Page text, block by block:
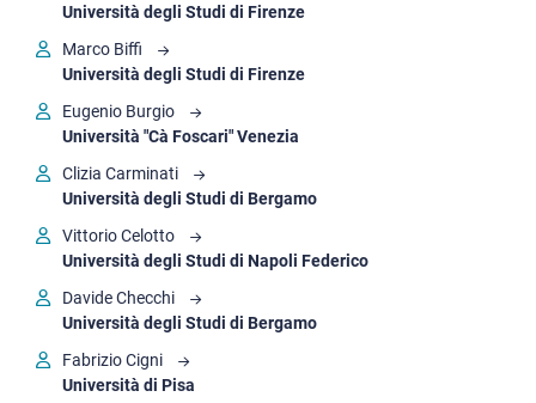
Università degli Studi di Firenze
Marco Biffi
Università degli Studi di Firenze
Eugenio Burgio
Università "Cà Foscari" Venezia
Clizia Carminati
Università degli Studi di Bergamo
Vittorio Celotto
Università degli Studi di Napoli Federico
Davide Checchi
Università degli Studi di Bergamo
Fabrizio Cigni
Università di Pisa